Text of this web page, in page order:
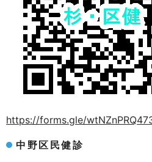
https://forms.gle/
中野区民健診